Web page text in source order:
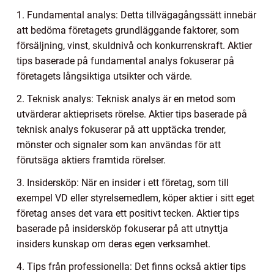
1. Fundamental analys: Detta tillvägagångssätt innebär
att bedöma företagets grundläggande faktorer, som
försäljning, vinst, skuldnivå och konkurrenskraft. Aktier
tips baserade på fundamental analys fokuserar på
företagets långsiktiga utsikter och värde.
2. Teknisk analys: Teknisk analys är en metod som
utvärderar aktieprisets rörelse. Aktier tips baserade på
teknisk analys fokuserar på att upptäcka trender,
mönster och signaler som kan användas för att
förutsäga aktiers framtida rörelser.
3. Insidersköp: När en insider i ett företag, som till
exempel VD eller styrelsemedlem, köper aktier i sitt eget
företag anses det vara ett positivt tecken. Aktier tips
baserade på insidersköp fokuserar på att utnyttja
insiders kunskap om deras egen verksamhet.
4. Tips från professionella: Det finns också aktier tips